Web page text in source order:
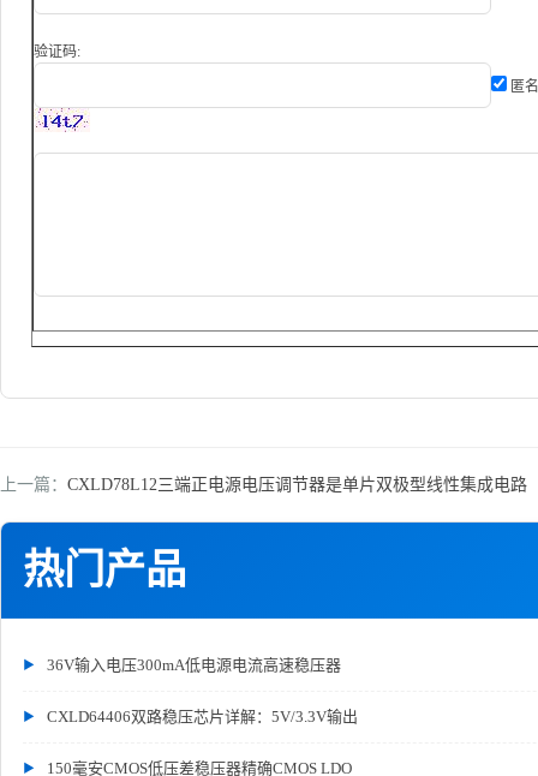
热门产品
36V输入电压300mA低电源电流高速稳压器
CXLD64406双路稳压芯片详解：5V/3.3V输出
150毫安CMOS低压差稳压器精确CMOS LDO
验证码:
匿
上一篇： CXLD78L12三端正电源电压调节器是单片双极型线性集成电路